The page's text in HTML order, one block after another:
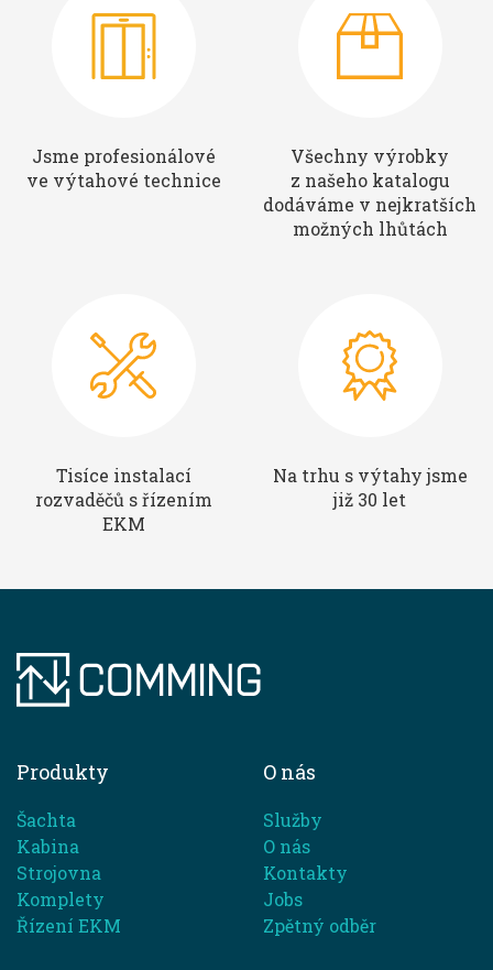
Jsme profesionálové
ve výtahové technice
Všechny výrobky
z našeho katalogu
dodáváme v nejkratších
možných lhůtách
Tisíce instalací
rozvaděčů s řízením
EKM
Na trhu s výtahy jsme
již 30 let
Produkty
Šachta
Kabina
Strojovna
Komplety
Řízení EKM
O nás
Služby
O nás
Kontakty
Jobs
Zpětný odběr